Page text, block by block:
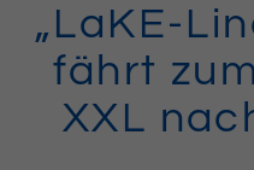
„LaKE-
fährt
XXL